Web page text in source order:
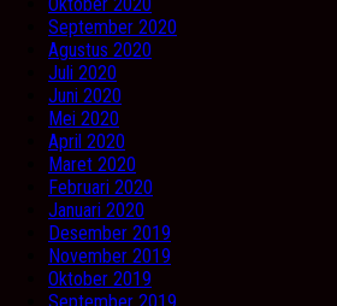
Oktober 2020
September 2020
Agustus 2020
Juli 2020
Juni 2020
Mei 2020
April 2020
Maret 2020
Februari 2020
Januari 2020
Desember 2019
November 2019
Oktober 2019